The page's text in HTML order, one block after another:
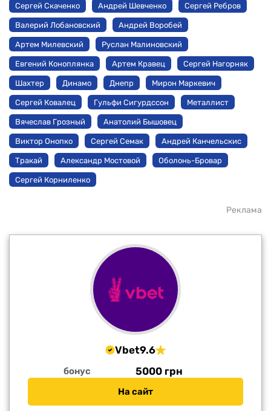
Сергей Скаченко Андрей Шевченко Сергей Ребров
Валерий Лобановский Андрей Воробей
Артем Милевский Руслан Малиновский
Евгений Коноплянка Артем Кравец Сергей Нагорняк
Шахтер Динамо Днепр Мирон Маркевич
Сергей Ковалец Гульфи Сигурдссон Металлист
Вячеслав Грозный Анатолий Бышовец
Виктор Онопко Сергей Семак Андрей Канчельскис
Тракай Александр Мостовой Оболонь-Бровар
Сергей Корниленко
Реклама
Vbet9.6
бонус 5000 грн
На сайт